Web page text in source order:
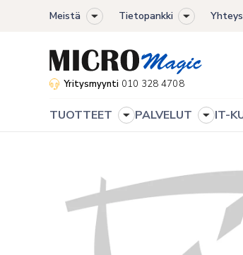
Meistä
Toggle
menu
Tietopankki
Toggle
menu
Yritysmyynti 010 328 4708
TUOTTEET
Toggle
PALVELUT
Toggle
IT-